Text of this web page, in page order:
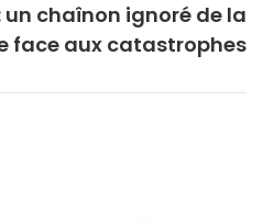
chaînon ignoré de la
face aux catastrophes